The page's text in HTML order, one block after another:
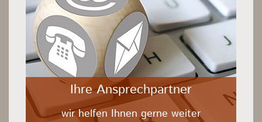
Ihre Ansprechpartner
wir helfen Ihnen gerne weiter